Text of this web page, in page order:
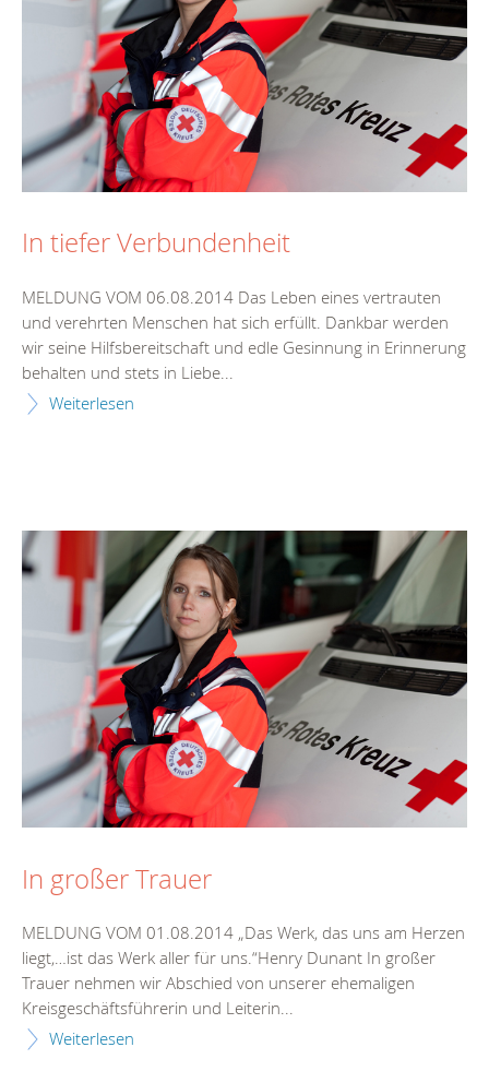
In tiefer Verbundenheit
MELDUNG VOM 06.08.2014 Das Leben eines vertrauten
und verehrten Menschen hat sich erfüllt. Dankbar werden
wir seine Hilfsbereitschaft und edle Gesinnung in Erinnerung
behalten und stets in Liebe...
Weiterlesen
In großer Trauer
MELDUNG VOM 01.08.2014 „Das Werk, das uns am Herzen
liegt,…ist das Werk aller für uns.“Henry Dunant In großer
Trauer nehmen wir Abschied von unserer ehemaligen
Kreisgeschäftsführerin und Leiterin...
Weiterlesen